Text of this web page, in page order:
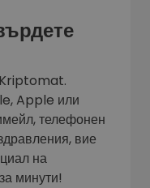
Kriptomat.
Apple или
телефонен
вие
на
минути!